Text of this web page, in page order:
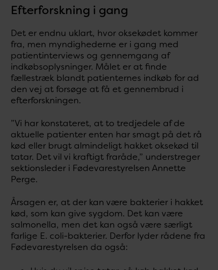
Efterforskning i gang
Det er endnu uklart, hvor oksekødet kommer
fra, men myndighederne er i gang med
patientinterviews og gennemgang af
indkøbsoplysninger. Målet er at finde
fællestræk blandt patienternes indkøb for ad
den vej at forsøge at få et gennembrud i
efterforskningen.
”Vi har konstateret, at to tredjedele af de
aktuelle patienter enten har smagt på det rå
kød eller brugt almindeligt hakket oksekød til
tatar. Det vil vi kraftigt fraråde,” understreger
sektionsleder i Fødevarestyrelsen Annette
Perge.
Årsagen er, at der kan være bakterier i hakket
kød, som kan give sygdom. Det kan være
salmonella, men det kan også være særligt
farlige E. coli-bakterier. Derfor lyder rådene fra
Fødevarestyrelsen da også: